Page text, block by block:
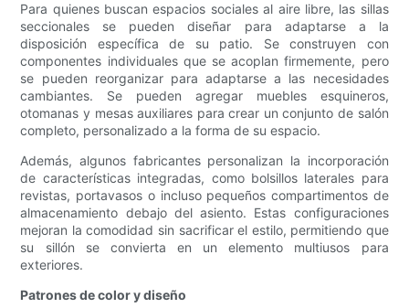
Para quienes buscan espacios sociales al aire libre, las sillas
seccionales se pueden diseñar para adaptarse a la
disposición específica de su patio. Se construyen con
componentes individuales que se acoplan firmemente, pero
se pueden reorganizar para adaptarse a las necesidades
cambiantes. Se pueden agregar muebles esquineros,
otomanas y mesas auxiliares para crear un conjunto de salón
completo, personalizado a la forma de su espacio.
Además, algunos fabricantes personalizan la incorporación
de características integradas, como bolsillos laterales para
revistas, portavasos o incluso pequeños compartimentos de
almacenamiento debajo del asiento. Estas configuraciones
mejoran la comodidad sin sacrificar el estilo, permitiendo que
su sillón se convierta en un elemento multiusos para
exteriores.
Patrones de color y diseño